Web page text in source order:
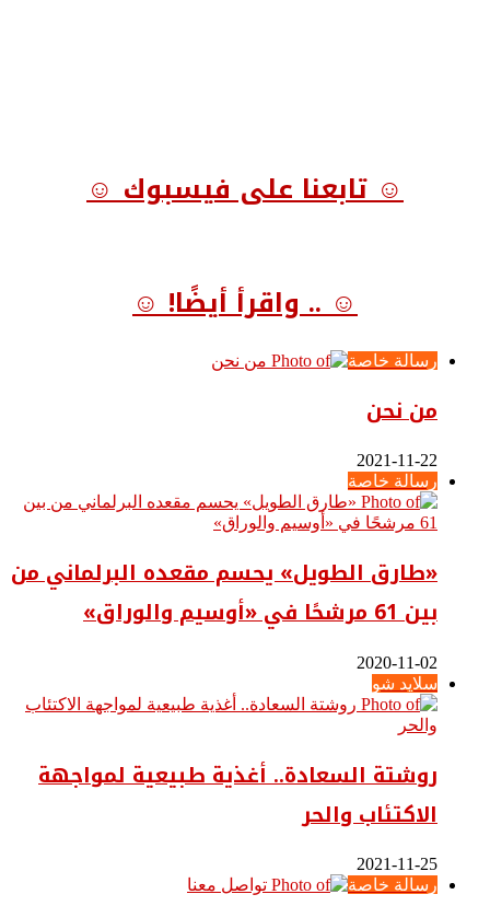
☺ تابعنا على فيسبوك ☺
☺ .. واقرأ أيضًا! ☺
رسالة خاصة
من نحن
2021-11-22
رسالة خاصة
«طارق الطويل» يحسم مقعده البرلماني من
بين 61 مرشحًا في «أوسيم والوراق»
2020-11-02
سلايد شو
روشتة السعادة.. أغذية طبيعية لمواجهة
الاكتئاب والحر
2021-11-25
رسالة خاصة